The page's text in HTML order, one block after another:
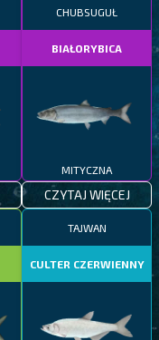
CHUBSUGUŁ
BIAŁORYBICA
MITYCZNA
CZYTAJ WIĘCEJ
TAJWAN
CULTER CZERWIENNY